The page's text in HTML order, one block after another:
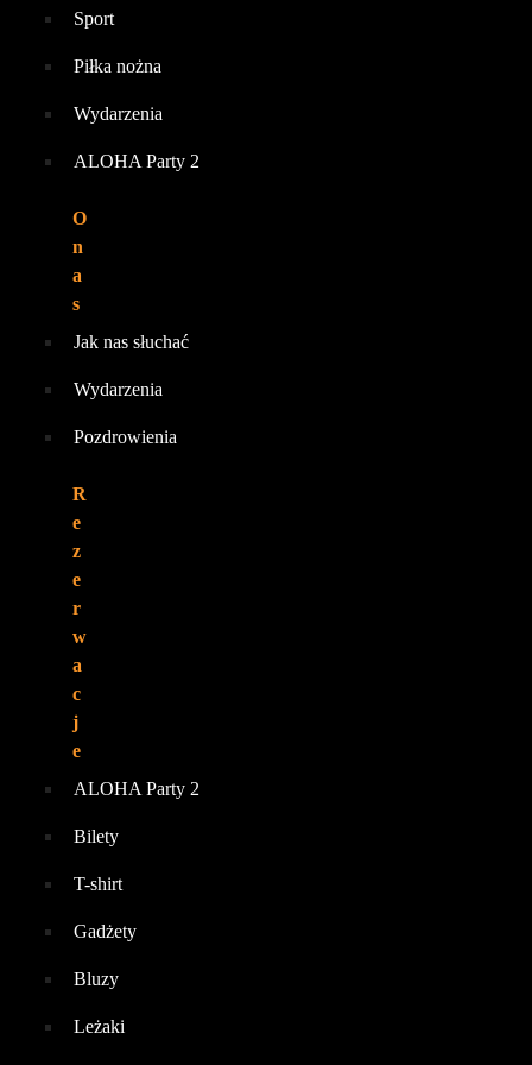
Sport
Piłka nożna
Wydarzenia
ALOHA Party 2
O
n
a
s
Jak nas słuchać
Wydarzenia
Pozdrowienia
R
e
z
e
r
w
a
c
j
e
ALOHA Party 2
Bilety
T-shirt
Gadżety
Bluzy
Leżaki